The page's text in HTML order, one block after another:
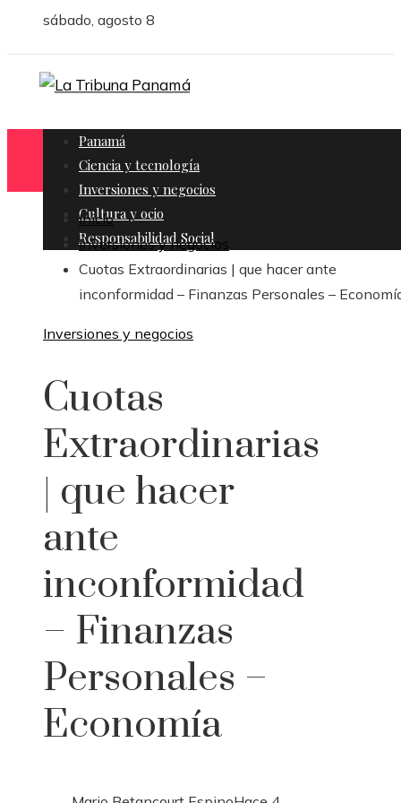
sábado, agosto 8
Panamá
Ciencia y tecnología
Inversiones y negocios
Cultura y ocio
Responsabilidad Social
Inicio
Inversiones y negocios
Cuotas Extraordinarias | que hacer ante
inconformidad – Finanzas Personales –
Inversiones y negocios
Cuotas
Extraordinarias
| que hacer
ante
inconformidad
– Finanzas
Personales –
Economía